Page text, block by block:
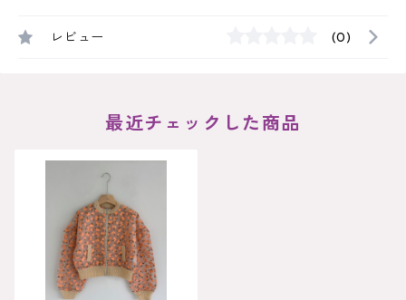
レビュー (0)
最近チェックした商品